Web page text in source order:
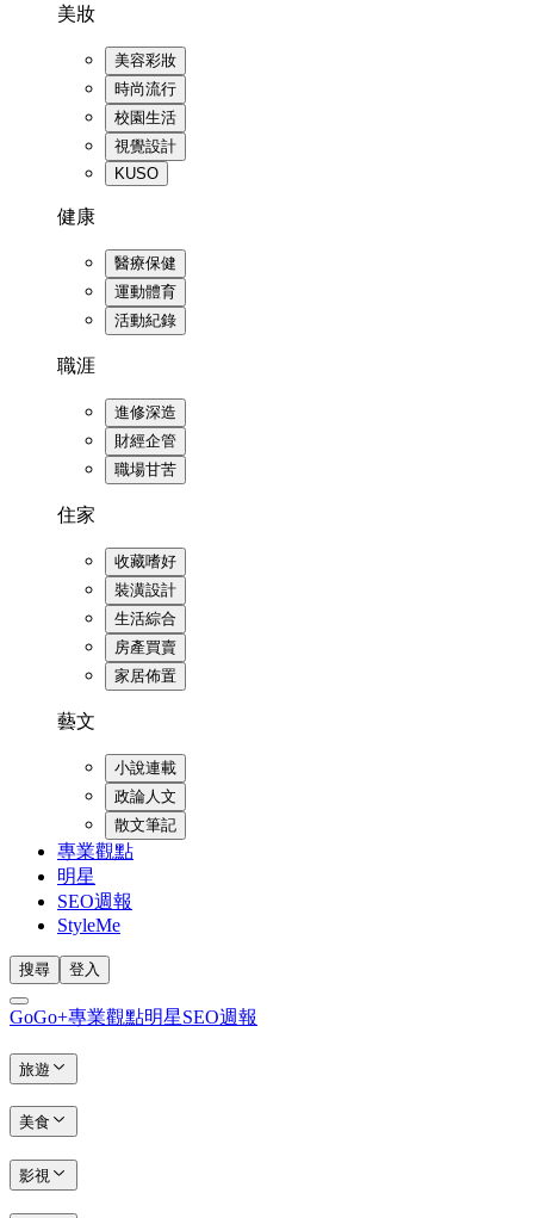
美妝
美容彩妝
時尚流行
校園生活
視覺設計
KUSO
健康
醫療保健
運動體育
活動紀錄
職涯
進修深造
財經企管
職場甘苦
住家
收藏嗜好
裝潢設計
生活綜合
房產買賣
家居佈置
藝文
小說連載
政論人文
散文筆記
專業觀點
明星
SEO週報
StyleMe
搜尋 登入
GoGo+專業觀點明星SEO週報
旅遊
美食
影視